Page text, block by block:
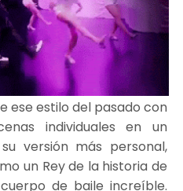
ese estilo del pasado con
individuales en un
versión más personal,
un Rey de la historia de
de baile increíble.